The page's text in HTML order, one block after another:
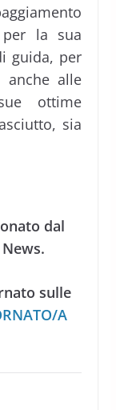
per la sua
guida, per
alle
ottime
sia
dal
sulle
A